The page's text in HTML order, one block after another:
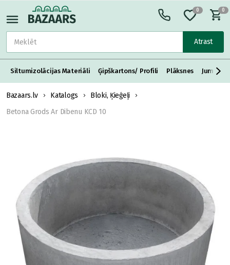
Atrast
0 0
Siltumizolācijas Materiāli Ģipškartons/ Profili Plāksnes Jumta
Bazaars.lv Katalogs
Bloki, Ķieģeļi
Betona Grods Ar Dibenu KCD 10